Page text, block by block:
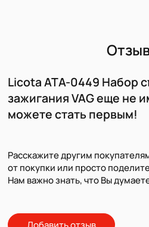
Licota ATA-0449 Набор
зажигания VAG еще не
можете стать первым!
Расскажите другим
от покупки или просто
Нам важно знать, что Вы